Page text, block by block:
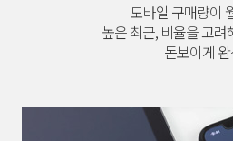
모바일 구매량이
높은 최근, 비율을 고려
돋보이게